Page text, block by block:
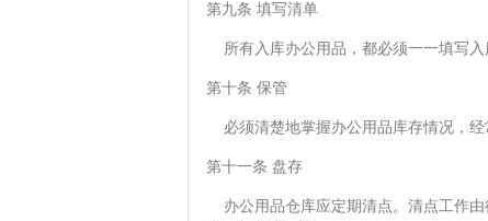
第九条 填写清单
所有入库办公用品，都必须一一填写入
第十条 保管
必须清楚地掌握办公用品库存情况，经
第十一条 盘存
办公用品仓库应定期清点。清点工作由